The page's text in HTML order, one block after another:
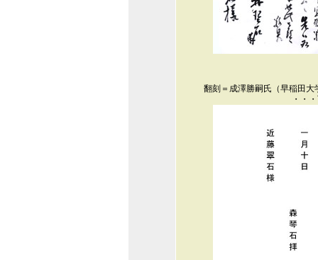
翻刻＝成澤勝嗣氏（早稲田
・・